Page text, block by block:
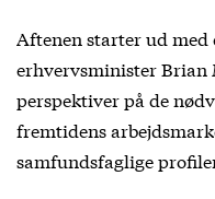
Aftenen starter ud med
erhvervsminister Brian
perspektiver på de
fremtidens
samfundsfaglige